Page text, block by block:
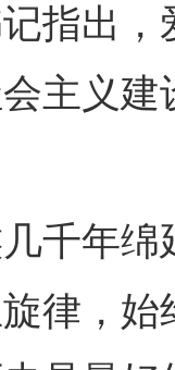
出，
主义
年绵
律，